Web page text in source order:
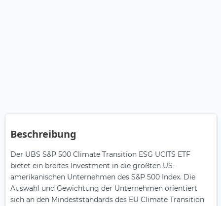
Beschreibung
Der UBS S&P 500 Climate Transition ESG UCITS ETF
bietet ein breites Investment in die größten US-
amerikanischen Unternehmen des S&P 500 Index. Die
Auswahl und Gewichtung der Unternehmen orientiert
sich an den Mindeststandards des EU Climate Transition